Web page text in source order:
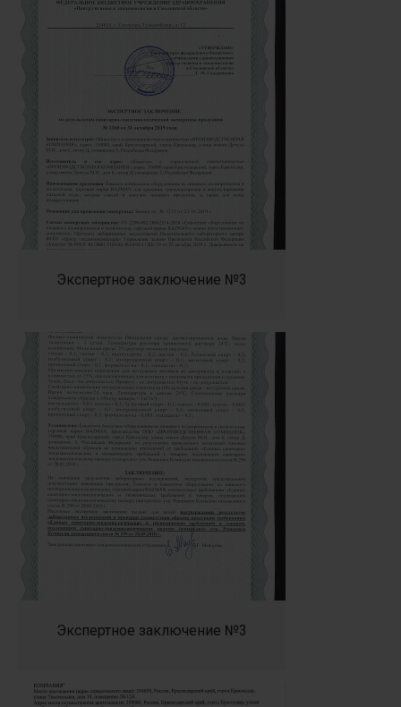
Экспертное заключение №3
Экспертное заключение №3